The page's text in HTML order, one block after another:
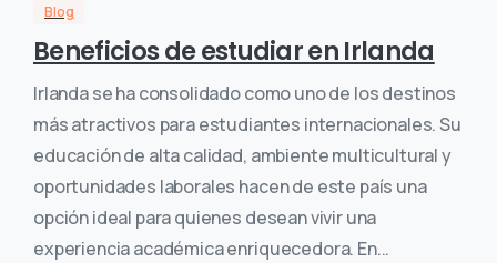
Blog
Beneficios de estudiar en Irlanda
Irlanda se ha consolidado como uno de los destinos
más atractivos para estudiantes internacionales. Su
educación de alta calidad, ambiente multicultural y
oportunidades laborales hacen de este país una
opción ideal para quienes desean vivir una
experiencia académica enriquecedora. En...